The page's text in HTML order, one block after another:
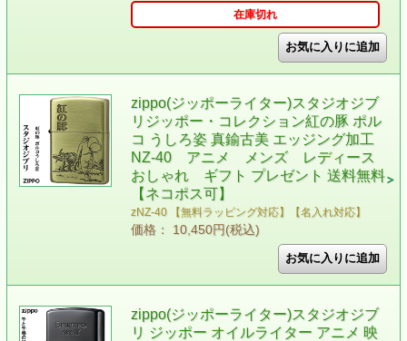
在庫切れ
zippo(ジッポーライター)スタジオジブ
リジッポー・コレクション紅の豚 ポル
コ うしろ姿 真鍮古美 エッジング加工
NZ-40 アニメ メンズ レディース
おしゃれ ギフト プレゼント 送料無料
【ネコポス可】
zNZ-40 【無料ラッピング対応】【名入れ対応】
価格： 10,450円(税込)
zippo(ジッポーライター)スタジオジブ
リ ジッポー オイルライター アニメ 映